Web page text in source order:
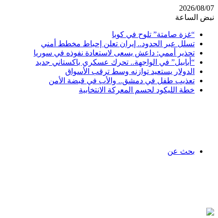
2026/08/07
نبض الساعة
“غزة صامتة” تلوح في كوبا
تسلل عبر الحدود.. إيران تعلن إحباط مخطط أمني
تحذير أممي: داعش يسعى لاستعادة نفوذه في سوريا
“أبابيل” في الواجهة.. تحرك عسكري باكستاني جديد
الدولار يستعيد توازنه وسط ترقب الأسواق
تعذيب طفل في دمشق.. والأب في قبضة الأمن
خطة الليكود لحسم المعركة الانتخابية
بحث عن